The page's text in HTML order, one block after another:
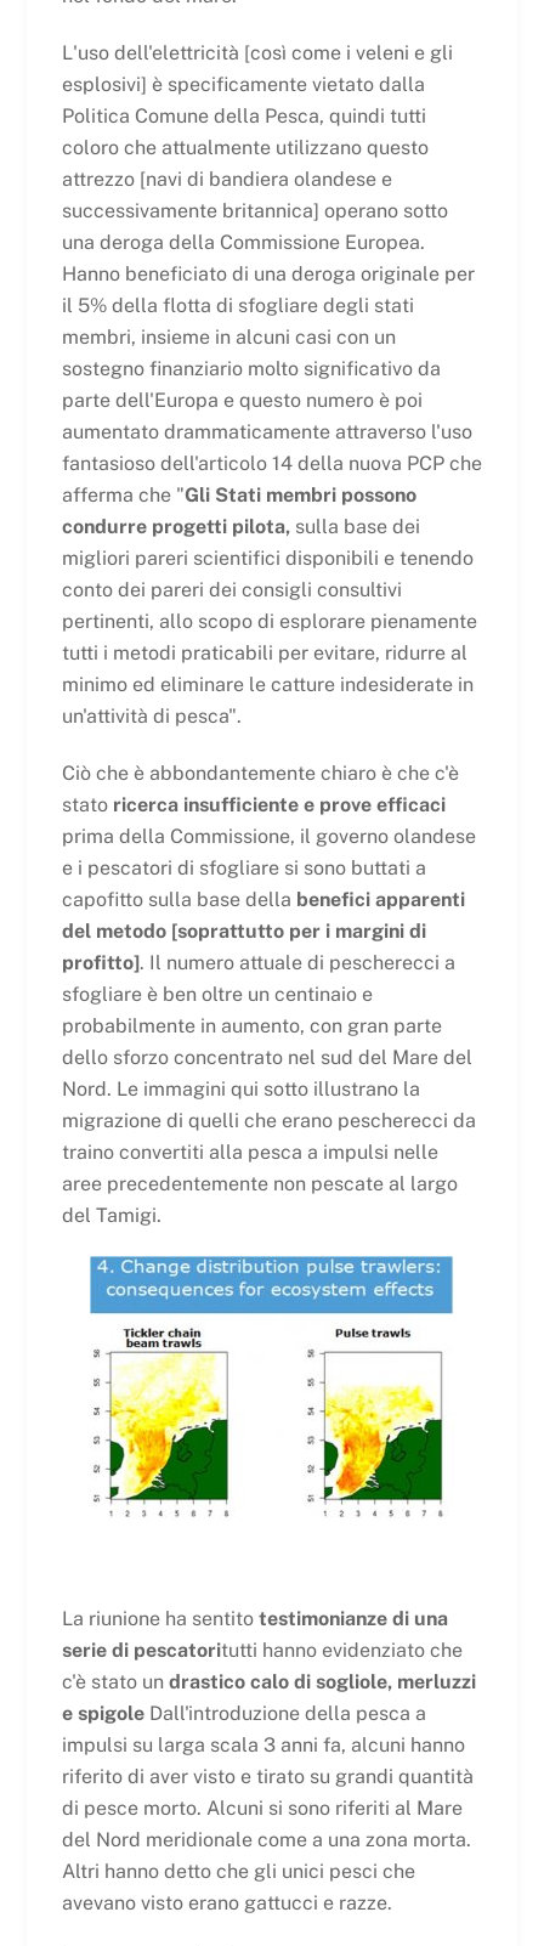
L'uso dell'elettricità [così come i veleni e gli
esplosivi] è specificamente vietato dalla
Politica Comune della Pesca, quindi tutti
coloro che attualmente utilizzano questo
attrezzo [navi di bandiera olandese e
successivamente britannica] operano sotto
una deroga della Commissione Europea.
Hanno beneficiato di una deroga originale per
il 5% della flotta di sfogliare degli stati
membri, insieme in alcuni casi con un
sostegno finanziario molto significativo da
parte dell'Europa e questo numero è poi
aumentato drammaticamente attraverso l'uso
fantasioso dell'articolo 14 della nuova PCP che
afferma che "Gli Stati membri possono
condurre progetti pilota,sulla base dei
migliori pareri scientifici disponibili e tenendo
conto dei pareri dei consigli consultivi
pertinenti, allo scopo di esplorare pienamente
tutti i metodi praticabili per evitare, ridurre al
minimo ed eliminare le catture indesiderate in
un'attività di pesca".
Ciò che è abbondantemente chiaro è che c'è
stato ricerca insufficiente e prove efficaci
prima della Commissione, il governo olandese
e i pescatori di sfogliare si sono buttati a
capofitto sulla base della benefici apparenti
del metodo [soprattutto per i margini di
profitto]. Il numero attuale di pescherecci a
sfogliare è ben oltre un centinaio e
probabilmente in aumento, con gran parte
dello sforzo concentrato nel sud del Mare del
Nord. Le immagini qui sotto illustrano la
migrazione di quelli che erano pescherecci da
traino convertiti alla pesca a impulsi nelle
aree precedentemente non pescate al largo
del Tamigi.
La riunione ha sentito testimonianze di una
serie di pescatoritutti hanno evidenziato che
c'è stato un drastico calo di sogliole, merluzzi
e spigoleDall'introduzione della pesca a
impulsi su larga scala 3 anni fa, alcuni hanno
riferito di aver visto e tirato su grandi quantità
di pesce morto. Alcuni si sono riferiti al Mare
del Nord meridionale come a una zona morta.
Altri hanno detto che gli unici pesci che
avevano visto erano gattucci e razze.